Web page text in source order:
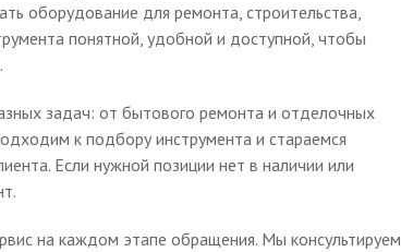
оборудование для ремонта, строительства,
понятной, удобной и доступной, чтобы
задач: от бытового ремонта и отделочных
к подбору инструмента и стараемся
Если нужной позиции нет в наличии или
на каждом этапе обращения. Мы консультируем